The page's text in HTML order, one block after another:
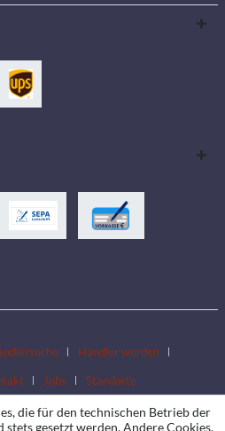
Händler werden
Jobs Standorte
die für den technischen Betrieb der
gesetzt werden. Andere Cookies,